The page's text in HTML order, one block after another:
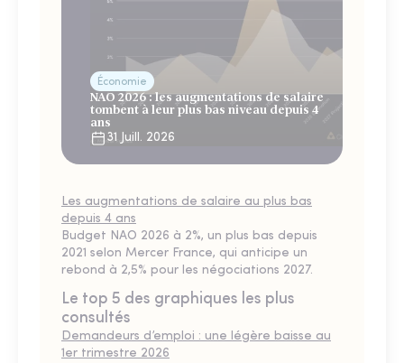
Économie
NAO 2026 : les augmentations de salaire
tombent à leur plus bas niveau depuis 4
ans
31 Juill. 2026
Les augmentations de salaire au plus bas
depuis 4 ans
Budget NAO 2026 à 2%, un plus bas depuis
2021 selon Mercer France, qui anticipe un
rebond à 2,5% pour les négociations 2027.
Le top 5 des graphiques les plus
consultés
Demandeurs d’emploi : une légère baisse au
1er trimestre 2026